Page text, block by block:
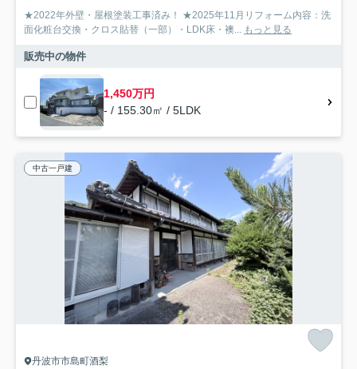
★2022年外壁・屋根塗装工事済み！ ★2025年11月リフォーム内容：洗
面化粧台交換・クロス貼替（一部）・LDK床・襖... もっと見る
販売中の物件
1,450万円
- / 155.30㎡ / 5LDK
中古一戸建
丹波市市島町酒梨